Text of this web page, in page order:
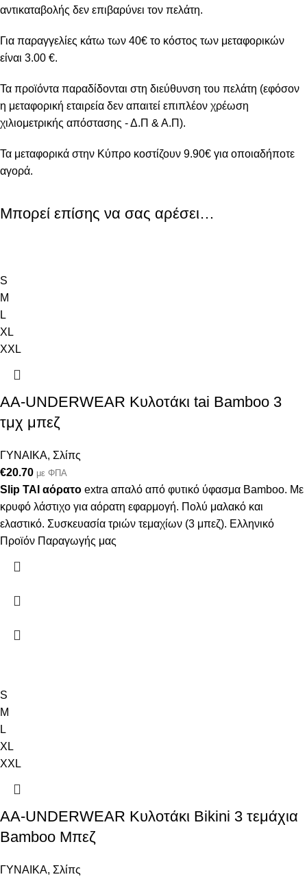
αντικαταβολής δεν επιβαρύνει τον πελάτη.
Για παραγγελίες κάτω των 40€ το κόστος των μεταφορικών
είναι 3.00 €.
Τα προϊόντα παραδίδονται στη διεύθυνση του πελάτη (εφόσον
η μεταφορική εταιρεία δεν απαιτεί επιπλέον χρέωση
χιλιομετρικής απόστασης - Δ.Π & Α.Π).
Τα μεταφορικά στην Κύπρο κοστίζουν 9.90€ για οποιαδήποτε
αγορά.
Μπορεί επίσης να σας αρέσει…
S
M
L
XL
XXL
AA-UNDERWEAR Κυλοτάκι tai Bamboo 3
τμχ μπεζ
ΓΥΝΑΙΚΑ, Σλίπς
€20.70 με ΦΠΑ
Slip TAI αόρατο extra απαλό από φυτικό ύφασμα Bamboo. Με
κρυφό λάστιχο για αόρατη εφαρμογή. Πολύ μαλακό και
ελαστικό. Συσκευασία τριών τεμαχίων (3 μπεζ). Ελληνικό
Προϊόν Παραγωγής μας
S
M
L
XL
XXL
AA-UNDERWEAR Κυλοτάκι Bikini 3 τεμάχια
Bamboo Μπεζ
ΓΥΝΑΙΚΑ, Σλίπς